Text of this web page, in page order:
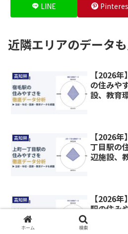
LINE
近隣エリアのデータ
高知県
【2026
の住みや
設、教育
高知県
【2026
丁目駅の
辺施設、
高知県
【2026
駅の住み
設、教育
ホーム 検索